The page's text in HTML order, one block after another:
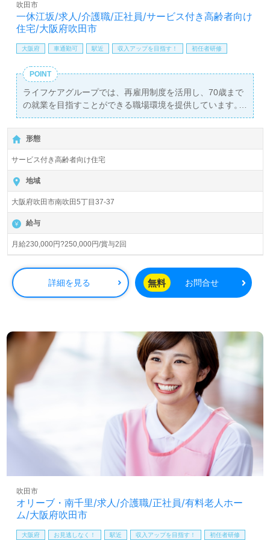
一休江坂/求人/介護職/正社員/サービス付き高齢者向け
住宅/大阪府吹田市
吹田市
大阪府 車通勤可 駅近 収入アップを目指す！ 初任者研修
POINT
ライフケアグループでは、再雇用制度を活用し、70歳まで
の就業を目指すことができる職場環境を提供しています。
介護職の正社員を募集しており、月給は230,000円から
250,000円、年2回の賞与も支給されます。この求人は初任
者研修以上の資格を持つ方を対象としており、最寄りの江
坂駅から徒歩10分の好立地に位置しています。もちろん、
お車での通勤も可能です。
当施設「一休江坂」は、入居定員60名（全室個室）であ
り、アットホームな雰囲気の中で、入居者様一人一人に寄
り添った介護を行っています。また、ライフケアグループ
は大阪府を中心に、兵庫県、滋賀県、東京都、埼玉県で福
祉サービスを展開し、「福祉で創るワクワクする街づく
り」をテーマに、高齢者介護や障がい者福祉、保育、健
康、医療分野で「驚きと感動」を提供しています。
この職場では、職員同士のチームワークを重視し、全員参
間と共に働くことが可能です。資格取得支援制度も整って
おり、キャリアアップを目指す方にも最適な環境です。
転職を考えている方には、施設の形態や環境を変えたい方
にも最適な職場です。ご利用者様にとっても、介護を通じ
て感動を提供したいと考える方をお待ちしております。求
人詳細については、担当コンサルタントが丁寧にご案内い
たしますので、お気軽にお問い合わせください。全国の医
療・福祉業界の求人情報を幅広く取り扱っており、転職相
談や年収交渉も完全無料でサポートしています。非公開求
人も取り扱っており、転職活動をプロと共に進めることが
できます。あなたの理想の職場が見つかるまで、全力でサ
形態
サービス付き高齢者向け住宅
地域
大阪府吹田市南吹田5丁目37-37
給与
月給230,000円?250,000円/賞与2回
詳細を見る 無料 お問合せ
オリーブ・南千里/求人/介護職/正社員/有料老人ホー
ム/大阪府吹田市
吹田市
大阪府 お見逃しなく！ 駅近 収入アップを目指す！ 初任者研修